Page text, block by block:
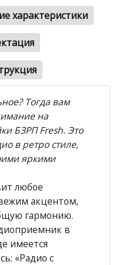
характеристики
Тогда вам
на
БЗРП Fresh. Это
в ретро стиле,
яркими
любое
акцентом,
гармонию.
в
имеется
«Радио с